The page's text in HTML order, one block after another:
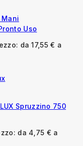
Uso
da 17,55 € a
Spruzzino 750
da 4,75 € a